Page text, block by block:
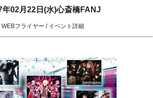
年02月22日(水)心斎橋FANJ
WEBフライヤー / イベント詳細